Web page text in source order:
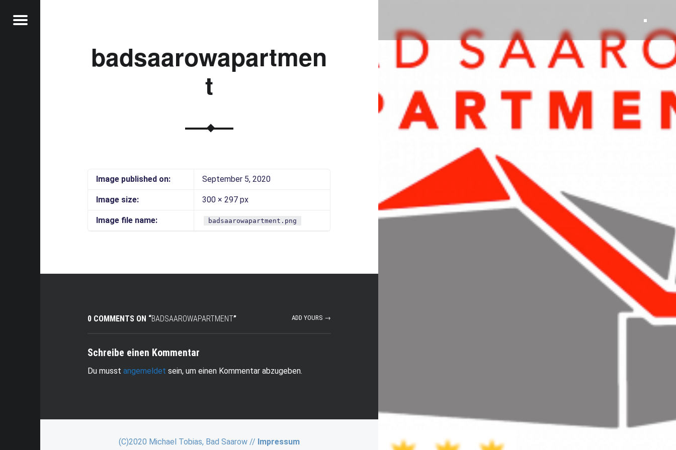
Bad Saarow Electric
Menu
badsaarowapartmen
t
Image published on: September 5, 2020
Image size: 300 × 297 px
Image file name: badsaarowapartment.png
0 COMMENTS ON “BADSAAROWAPARTMENT” ADD YOURS →
Schreibe einen Kommentar
Du musstangemeldet sein, um einen Kommentar abzugeben.
(C)2020 Michael Tobias, Bad Saarow // Impressum